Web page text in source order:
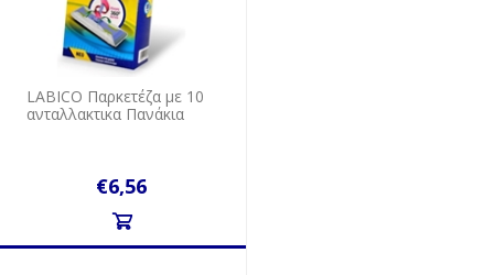
LABICO Παρκετέζα με 10
ανταλλακτικα Πανάκια
€6,56